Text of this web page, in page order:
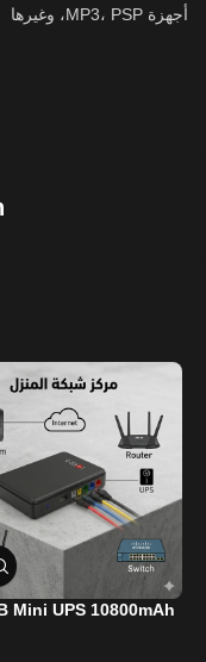
أجهزة MP3، PSP، وغيرها
Mini UPS 10800mAh